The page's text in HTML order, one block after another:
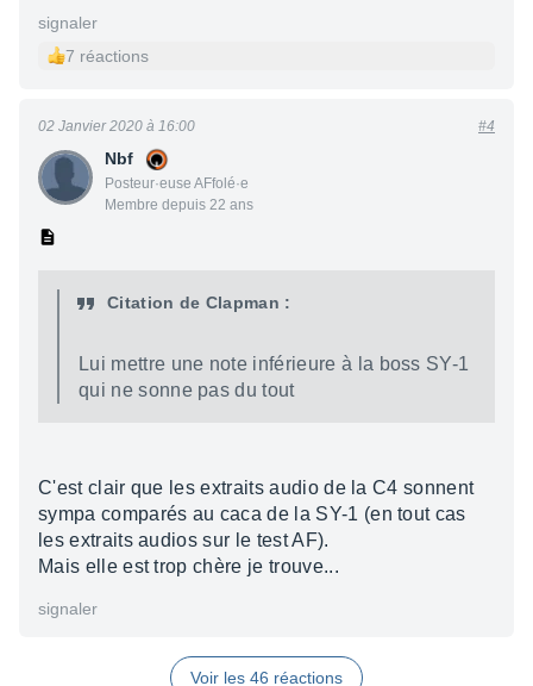
signaler
7 réactions
Nbf
Posteur·euse AFfolé·e
Membre depuis 22 ans
02 Janvier 2020 à 16:00 #4
Citation de Clapman :
Lui mettre une note inférieure à la boss SY-1
qui ne sonne pas du tout
C'est clair que les extraits audio de la C4 sonnent
sympa comparés au caca de la SY-1 (en tout cas
les extraits audios sur le test AF).
Mais elle est trop chère je trouve...
signaler
Voir les 46 réactions